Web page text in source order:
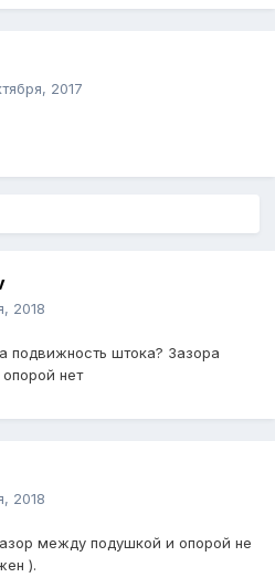
2017
2018
подвижность штока? Зазора
нет
2018
между подушкой и опорой не
).